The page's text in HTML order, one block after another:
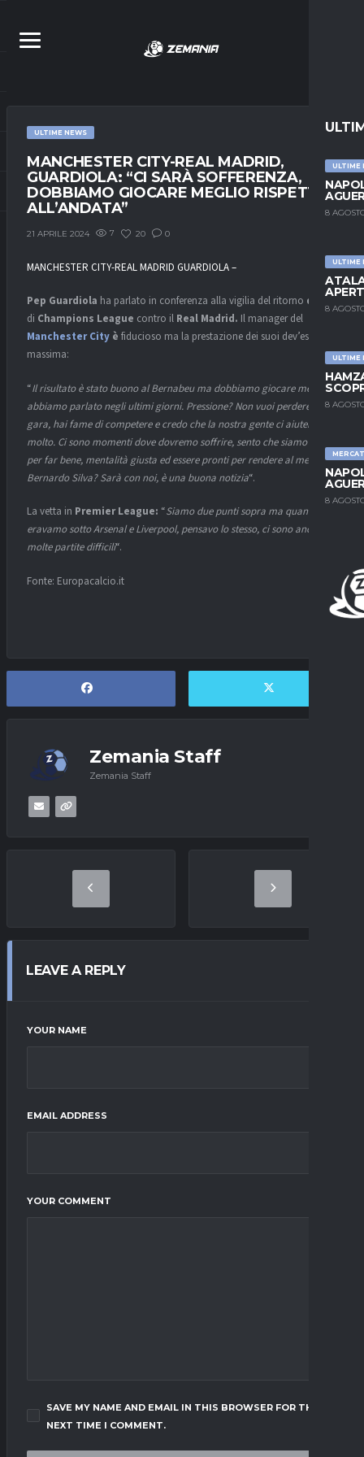
ULTIME
8
ULTIME
8
ULTIME
8
8
ULTIME NEWS
MANCHESTER CITY-REAL MADRID,
GUARDIOLA: “CI SARÀ SOFFERENZA,
DOBBIAMO GIOCARE MEGLIO RISPETTO
ALL’ANDATA”
21 APRILE 2024 7 20 0
MANCHESTER CITY-REAL MADRID GUARDIOLA –
Pep Guardiola ha parlato in conferenza alla vigilia del ritorno quarti
di Champions League contro il Real Madrid. Il manager del
Manchester City è fiducioso ma la prestazione dei suoi dev’essere
massima:
“Il risultato è stato buono al Bernabeu ma dobbiamo giocare meglio,
abbiamo parlato negli ultimi giorni. Pressione? Non vuoi perdere la
gara, hai fame di competere e credo che la nostra gente ci aiuterà
molto. Ci sono momenti dove dovremo soffrire, sento che siamo pronti
per far bene, mentalità giusta ed essere pronti per rendere al meglio.
Bernardo Silva? Sarà con noi, è una buona notizia“.
La vetta in Premier League: “Siamo due punti sopra ma quando
eravamo sotto Arsenal e Liverpool, pensavo lo stesso, ci sono ancora
molte partite difficili“.
Fonte: Europacalcio.it
Zemania Staff
Zemania Staff
LEAVE A REPLY
YOUR NAME
EMAIL ADDRESS
YOUR COMMENT
SAVE MY NAME AND EMAIL IN THIS BROWSER FOR THE
NEXT TIME I COMMENT.